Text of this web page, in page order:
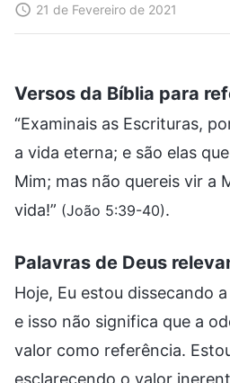
21 de Fevereiro de 2021
Versos da Bíblia para
“Examinais as Escrituras,
a vida eterna; e são elas
Mim; mas não quereis vir a
vida!” (João 5:39-40).
Palavras de Deus
Hoje, Eu estou dissecando
e isso não significa que a
valor como referência.
esclarecendo o valor